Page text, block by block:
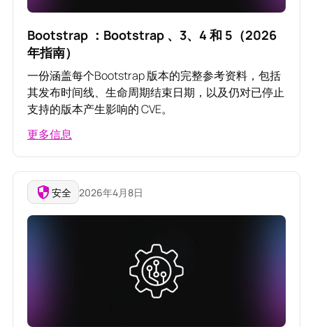
Bootstrap ：Bootstrap 、3、4 和 5（2026
年指南）
一份涵盖每个Bootstrap 版本的完整参考资料，包括
其发布时间线、生命周期结束日期，以及仍对已停止
支持的版本产生影响的 CVE。
更多信息
安全 2026年4月8日